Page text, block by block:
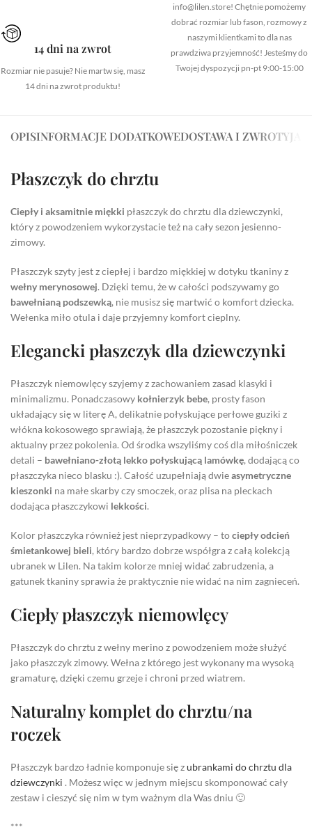
14 dni na zwrot
Rozmiar nie pasuje? Nie martw się, masz
14 dni na zwrot produktu!
info@lilen.store! Chętnie pomożemy
dobrać rozmiar lub fason, rozmowy z
naszymi klientkami to dla nas
prawdziwa przyjemność! Jesteśmy do
Twojej dyspozycji pn-pt 9:00-15:00
OPISINFORMACJE DODATKOWEDOSTAWA I ZWROTY
Płaszczyk do chrztu
Ciepły i aksamitnie miękki płaszczyk do chrztu dla dziewczynki,
który z powodzeniem wykorzystacie też na cały sezon jesienno-
zimowy.
Płaszczyk szyty jest z ciepłej i bardzo miękkiej w dotyku tkaniny z
wełny merynosowej. Dzięki temu, że w całości podszywamy go
bawełnianą podszewką, nie musisz się martwić o komfort dziecka.
Wełenka miło otula i daje przyjemny komfort cieplny.
Elegancki płaszczyk dla dziewczynki
Płaszczyk niemowlęcy szyjemy z zachowaniem zasad klasyki i
minimalizmu. Ponadczasowy kołnierzyk bebe, prosty fason
układający się w literę A, delikatnie połyskujące perłowe guziki z
włókna kokosowego sprawiają, że płaszczyk pozostanie piękny i
aktualny przez pokolenia. Od środka wszyliśmy coś dla miłośniczek
detali – bawełniano-złotą lekko połyskującą lamówkę, dodającą co
płaszczyka nieco blasku :). Całość uzupełniają dwieasymetryczne
kieszonki na małe skarby czy smoczek, oraz plisa na pleckach
dodająca płaszczykowi lekkości.
Kolor płaszczyka również jest nieprzypadkowy – tociepły odcień
śmietankowej bieli, który bardzo dobrze współgra z całą kolekcją
ubranek w Lilen. Na takim kolorze mniej widać zabrudzenia, a
gatunek tkaniny sprawia że praktycznie nie widać na nim zagnieceń.
Ciepły płaszczyk niemowlęcy
Płaszczyk do chrztu z wełny merino z powodzeniem może służyć
jako płaszczyk zimowy. Wełna z którego jest wykonany ma wysoką
gramaturę, dzięki czemu grzeje i chroni przed wiatrem.
Naturalny komplet do chrztu/na
roczek
Płaszczyk bardzo ładnie komponuje się zubrankami do chrztu dla
dziewczynki . Możesz więc w jednym miejscu skomponować cały
zestaw i cieszyć się nim w tym ważnym dla Was dniu 🙂
***